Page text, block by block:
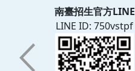
南臺招生官方LINE
LINE ID: 750vstpf